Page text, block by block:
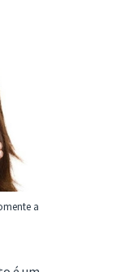
a